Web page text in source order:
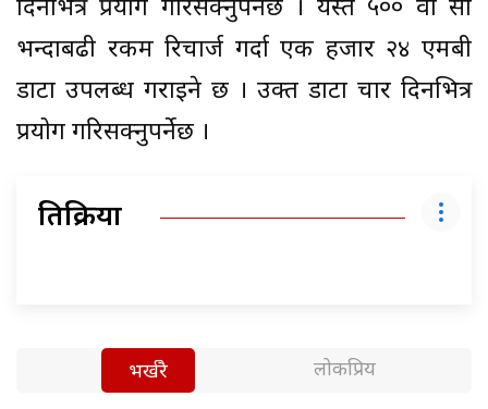
दिनभित्र प्रयोग गरिसक्नुपर्नेछ । यस्तै ५०० वा सो
भन्दाबढी रकम रिचार्ज गर्दा एक हजार २४ एमबी
डाटा उपलब्ध गराइने छ । उक्त डाटा चार दिनभित्र
प्रयोग गरिसक्नुपर्नेछ ।
प्रतिक्रिया
भर्खरै लोकप्रिय